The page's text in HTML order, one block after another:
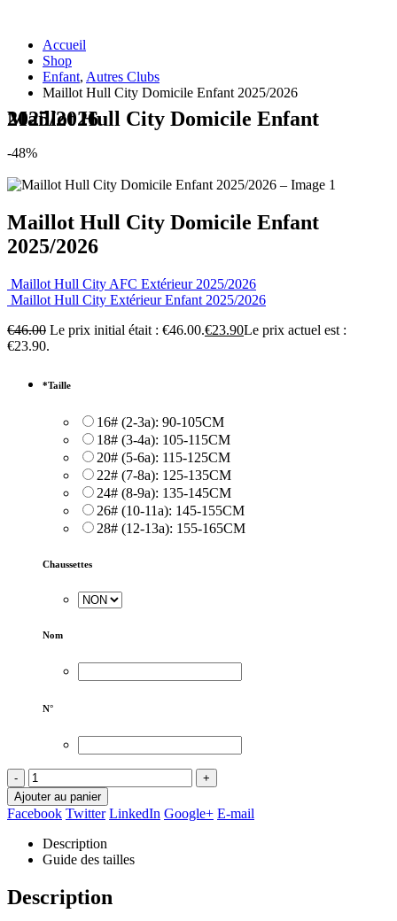
Accueil
Shop
Enfant, Autres Clubs
Maillot Hull City Domicile Enfant 2025/2026
Maillot Hull City Domicile Enfant 2025/2026
-48%
Maillot Hull City Domicile Enfant
2025/2026
Maillot Hull City AFC Extérieur 2025/2026
Maillot Hull City Extérieur Enfant 2025/2026
€46.00 Le prix initial était : €46.00.€23.90Le prix actuel est :
€23.90.
*Taille
16# (2-3a): 90-105CM
18# (3-4a): 105-115CM
20# (5-6a): 115-125CM
22# (7-8a): 125-135CM
24# (8-9a): 135-145CM
26# (10-11a): 145-155CM
28# (12-13a): 155-165CM
Chaussettes
Nom
N°
-
+
Ajouter au panier
Facebook Twitter LinkedIn Google+ E-mail
Description
Guide des tailles
Description